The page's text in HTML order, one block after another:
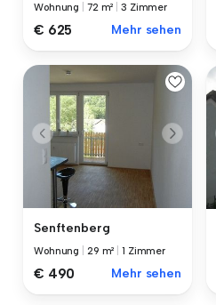
Wohnung 72 m² |3 Zimmer
€ 625 Mehr sehen
Senftenberg
Wohnung 29 m² |1 Zimmer
€ 490 Mehr sehen